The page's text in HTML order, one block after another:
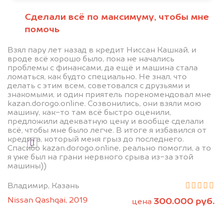
Сделали всё по максимуму, чтобы мне
помочь
Взял пару лет назад в кредит Ниссан Кашкай, и
вроде всё хорошо было, пока не начались
проблемы с финансами, да ещё и машина стала
ломаться, как будто специально. Не знал, что
делать с этим всем, советовался с друзьями и
знакомыми, и один приятель порекомендовал мне
kazan.dorogo.online. Созвонились, они взяли мою
машину, как-то там всё быстро оценили,
предложили адекватную цену и вообще сделали
всё, чтобы мне было легче. В итоге я избавился от
кредита, который меня грыз до последнего.
Спасибо kazan.dorogo.online, реально помогли, а то
я уже был на грани нервного срыва из-за этой
машины))
Владимир, Казань
Nissan Qashqai, 2019
цена 300.000 руб.
автоаукционах.
Узнать стоимость
Я даю согласие на обработку своих
персональных данных и соглашаюсь с
политикой конфиденциальности